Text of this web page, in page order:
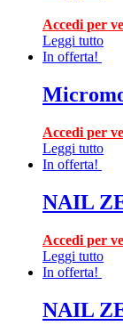
Accedi per
Leggi tutto
In offerta!
Accedi per
Leggi tutto
In offerta!
NAIL
Accedi per
Leggi tutto
In offerta!
NAIL